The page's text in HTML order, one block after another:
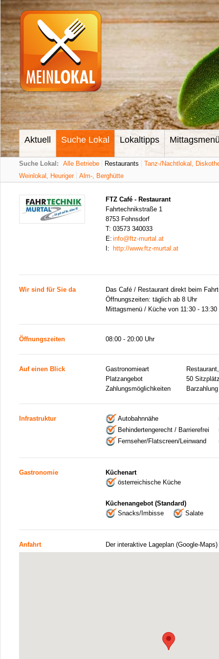
Aktuell Suche Lokal Lokaltipps
Suche Lokal: Alle Betriebe Restaurants
Tanz-/Nachtlokal,
Weinlokal, Heuriger
Alm-, Berghütte
FTZ Café - Restaurant
Fahrtechnikstraße 1
8753 Fohnsdorf
T: 03573 340033
E: info@ftz-murtal.at
I:
http://www.ftz-murtal.at
Wir sind für Sie da
Das Café / Restaurant direkt beim
Öffnungszeiten: täglich ab 8 Uhr
Mittagsmenü / Küche von 11:30 - 13:30
Öffnungszeiten 08:00 - 20:00 Uhr
Auf einen Blick Gastronomieart
Platzangebot
50
Zahlungsmöglichkeiten
Barzahlung
Infrastruktur
Autobahnnähe
Behindertengerecht / Barrierefrei
Fernseher/Flatscreen/Leinwand
Gastronomie
Küchenart
österreichische Küche
Küchenangebot (Standard)
Snacks/Imbisse
Salate
Anfahrt Der interaktive Lageplan (Google-